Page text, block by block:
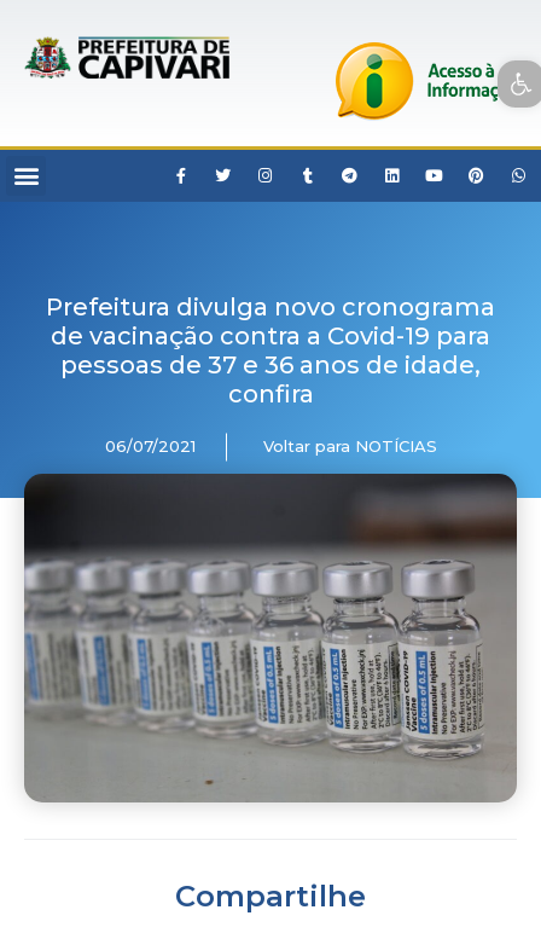
Open toolbar
Prefeitura divulga novo cronograma
de vacinação contra a Covid-19 para
pessoas de 37 e 36 anos de idade,
confira
06/07/2021 Voltar para NOTÍCIAS
Compartilhe